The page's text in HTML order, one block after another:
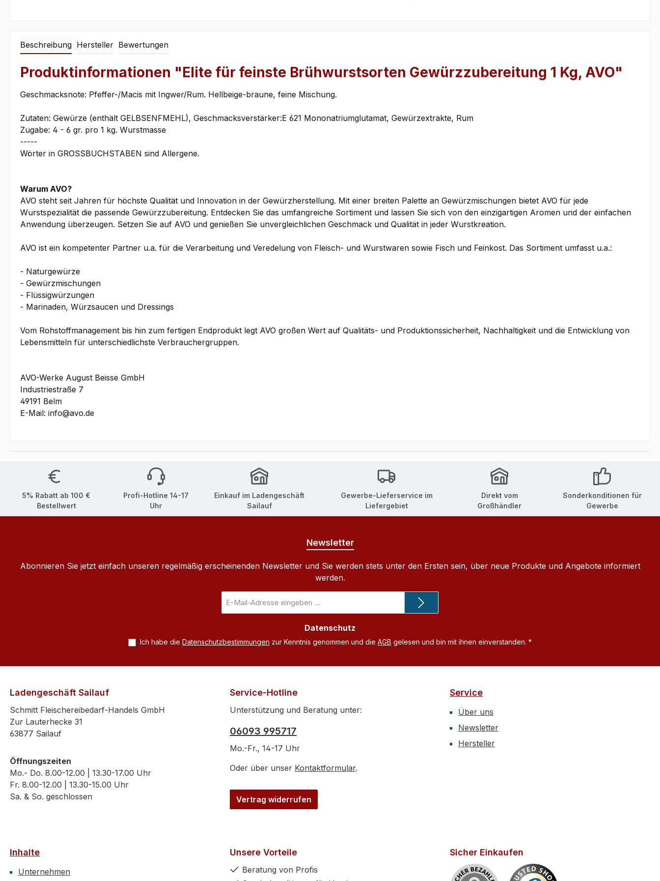
Beschreibung Hersteller Bewertungen
Produktinformationen "Elite für feinste Brühwurstsorten Gewürzzubereitung 1 Kg, AVO"
Geschmacksnote: Pfeffer-/Macis mit Ingwer/Rum. Hellbeige-braune, feine Mischung.
Zutaten: Gewürze (enthält GELBSENFMEHL), Geschmacksverstärker:E 621 Mononatriumglutamat, Gewürzextrakte, Rum
Zugabe: 4 - 6 gr. pro 1 kg. Wurstmasse
-----
Wörter in GROSSBUCHSTABEN sind Allergene.
Warum AVO?
AVO steht seit Jahren für höchste Qualität und Innovation in der Gewürzherstellung. Mit einer breiten Palette an Gewürzmischungen bietet AVO für jede
Wurstspezialität die passende Gewürzzubereitung. Entdecken Sie das umfangreiche Sortiment und lassen Sie sich von den einzigartigen Aromen und der einfachen
Anwendung überzeugen. Setzen Sie auf AVO und genießen Sie unvergleichlichen Geschmack und Qualität in jeder Wurstkreation.
AVO ist ein kompetenter Partner u.a. für die Verarbeitung und Veredelung von Fleisch- und Wurstwaren sowie Fisch und Feinkost. Das Sortiment umfasst u.a.:
- Naturgewürze
- Gewürzmischungen
- Flüssigwürzungen
- Marinaden, Würzsaucen und Dressings
Vom Rohstoffmanagement bis hin zum fertigen Endprodukt legt AVO großen Wert auf Qualitäts- und Produktionssicherheit, Nachhaltigkeit und die Entwicklung von
Lebensmitteln für unterschiedlichste Verbrauchergruppen.
AVO-Werke August Beisse GmbH
Industriestraße 7
49191 Belm
E-Mail: info@avo.de
5% Rabatt ab 100 €
Bestellwert
Profi-Hotline 14-17
Uhr
Einkauf im Ladengeschäft
Sailauf
Gewerbe-Lieferservice im
Liefergebiet
Direkt vom
Großhändler
Sonderkonditionen für
Gewerbe
Newsletter
Abonnieren Sie jetzt einfach unseren regelmäßig erscheinenden Newsletter und Sie werden stets unter den Ersten sein, über neue Produkte und Angebote informiert
werden.
Mail-
Datenschutz
Ich habe die Datenschutzbestimmungen zur Kenntnis genommen und die AGB gelesen und bin mit ihnen einverstanden. *
Service-Hotline
Unterstützung und Beratung unter:
06093 995717
Mo.-Fr., 14-17 Uhr
Oder über unser Kontaktformular.
Vertrag widerrufen
Ladengeschäft Sailauf
Schmitt Fleischereibedarf-Handels GmbH
Zur Lauterhecke 31
63877 Sailauf
Öffnungszeiten
Mo.- Do. 8.00-12.00 | 13.30-17.00 Uhr
Fr. 8.00-12.00 | 13.30-15.00 Uhr
Sa. & So. geschlossen
Service
Über uns
Newsletter
Hersteller
Inhalte
Unternehmen
Unsere Vorteile
Beratung von Profis
Sicher Einkaufen